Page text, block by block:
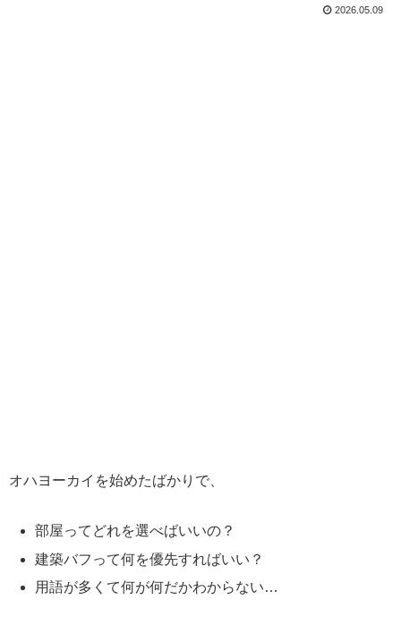
2026.05.09
オハヨーカイを始めたばかりで、
部屋ってどれを選べばいいの？
建築バフって何を優先すればいい？
用語が多くて何が何だかわからない…